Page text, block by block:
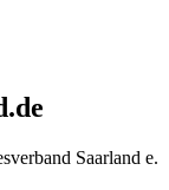
Saarland e.